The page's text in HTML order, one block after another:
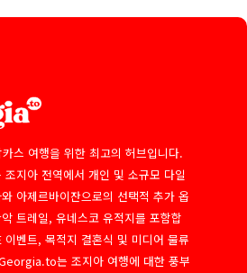
스 여행을 위한 최고의 허브입니다.
지아 전역에서 개인 및 소규모 다일
아제르바이잔으로의 선택적 추가 옵
트레일, 유네스코 유적지를 포함합
벤트, 목적지 결혼식 및 미디어 물류
는 조지아 여행에 대한 풍부